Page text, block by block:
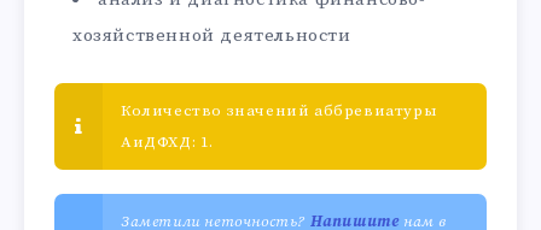
хозяйственной деятельности
Количество значений аббревиатуры
АиДФХД: 1.
Заметили неточность? Напишитенам в